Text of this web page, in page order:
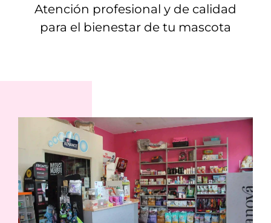
Atención profesional y de calidad
para el bienestar de tu mascota